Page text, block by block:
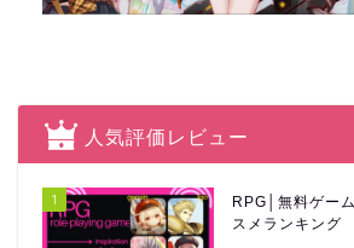
人気評価レビュー
1
RPG│無料ゲー
スメランキング